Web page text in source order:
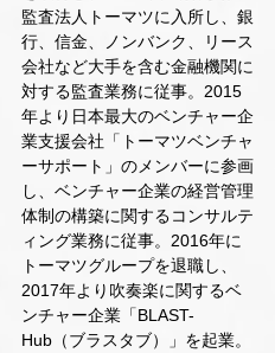
監査法人トーマツに入所し、銀
行、信金、ノンバンク、リース
会社など大手を含む金融機関に
対する監査業務に従事。2015
年より日本最大のベンチャー企
業支援会社「トーマツベンチャ
ーサポート」のメンバーに参画
し、ベンチャー企業の経営管理
体制の構築に関するコンサルテ
ィング業務に従事。2016年に
トーマツグループを退職し、
2017年より吹奏楽に関するベ
ンチャー企業「BLAST-
Hub（ブラスタブ）」を起業。